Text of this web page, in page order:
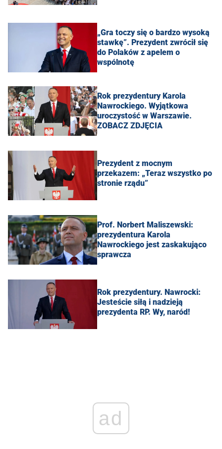
„Gra toczy się o bardzo wysoką
stawkę”. Prezydent zwrócił się
do Polaków z apelem o
wspólnotę
Rok prezydentury Karola
Nawrockiego. Wyjątkowa
uroczystość w Warszawie.
ZOBACZ ZDJĘCIA
Prezydent z mocnym
przekazem: „Teraz wszystko po
stronie rządu”
Prof. Norbert Maliszewski:
prezydentura Karola
Nawrockiego jest zaskakująco
sprawcza
Rok prezydentury. Nawrocki:
Jesteście siłą i nadzieją
prezydenta RP. Wy, naród!
ad